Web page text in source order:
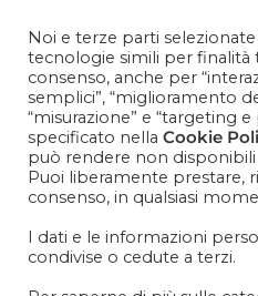
Noi e terze parti
tecnologie simili per finalità
consenso, anche per
semplici”, “miglioramento
“misurazione” e “targeting
specificato nella Cookie
può rendere non disponibili
Puoi liberamente prestare,
consenso, in qualsiasi
I dati e le informazioni
condivise o cedute a terzi.
Contattaci +39